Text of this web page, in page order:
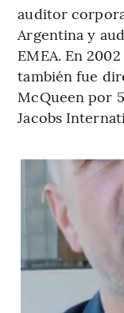
auditor
Argentina y
EMEA. En
también fue
McQueen por
Jacobs